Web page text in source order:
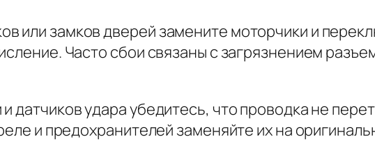
или замков дверей замените моторчики и
Часто сбои связаны с загрязнением
датчиков удара убедитесь, что проводка не
и предохранителей заменяйте их на